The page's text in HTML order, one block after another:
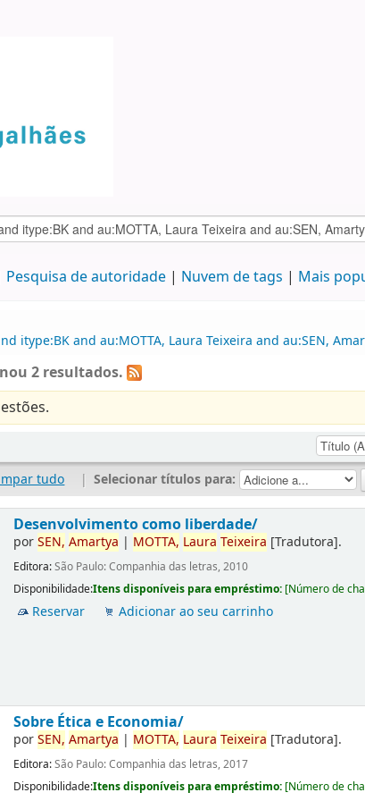
Pesquisa de autoridade Nuvem de tags Mais
itype:BK and au:MOTTA, Laura Teixeira and au:SEN,
2 resultados.
tudo | Selecionar títulos para:
Desenvolvimento como liberdade/
porSEN, Amartya | MOTTA, Laura Teixeira [Tradutora].
Editora:São Paulo: Companhia das letras, 2010
Disponibilidade:Itens disponíveis para empréstimo: [Número de
Reservar Adicionar ao seu carrinho
Sobre Ética e Economia/
porSEN, Amartya | MOTTA, Laura Teixeira [Tradutora].
Editora:São Paulo: Companhia das letras, 2017
Disponibilidade:Itens disponíveis para empréstimo: [Número de